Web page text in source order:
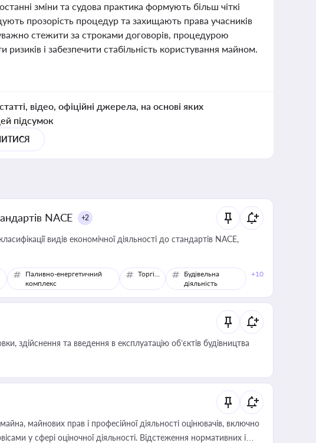
зміни та судова практика формують більш чіткі
прозорість процедур та захищають права учасників
стежити за строками договорів, процедурою
і забезпечити стабільність користування майном.
відео, офіційні джерела, на основі яких
підсумок
NACE +2
видів економічної діяльності до стандартів NACE,
Паливно-енергетичний
комплекс
Торгівля
Будівельна
діяльність
+10
здійснення та введення в експлуатацію об’єктів будівництва
майнових прав і професійної діяльності оцінювачів, включно
у сфері оціночної діяльності. Відстеження нормативних і